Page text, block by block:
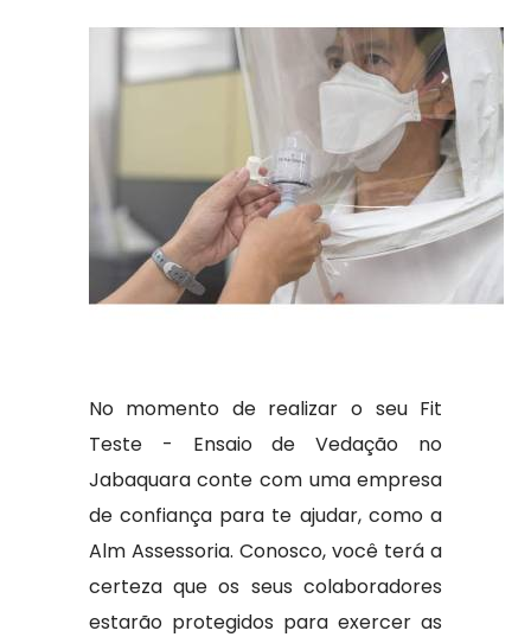
No momento de realizar o seu Fit
Teste - Ensaio de Vedação no
Jabaquara conte com uma empresa
de confiança para te ajudar, como a
Alm Assessoria. Conosco, você terá a
certeza que os seus colaboradores
estarão protegidos para exercer as